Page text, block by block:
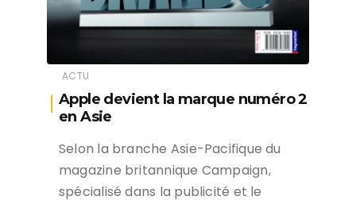
ACTU
Apple devient la marque numéro 2
en Asie
Selon la branche Asie-Pacifique du
magazine britannique Campaign,
spécialisé dans la publicité et le